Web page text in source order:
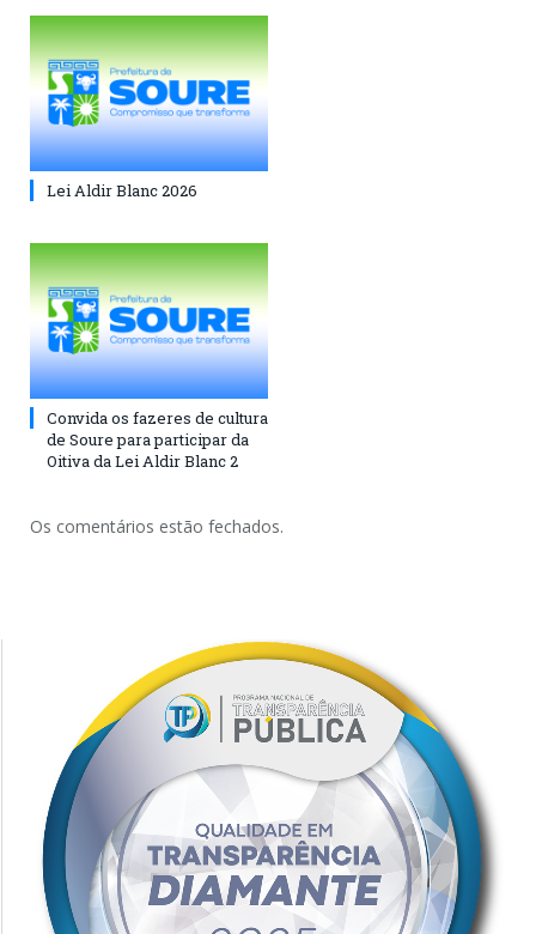
Lei Aldir Blanc 2026
Convida os fazeres de cultura
de Soure para participar da
Oitiva da Lei Aldir Blanc 2
Os comentários estão fechados.